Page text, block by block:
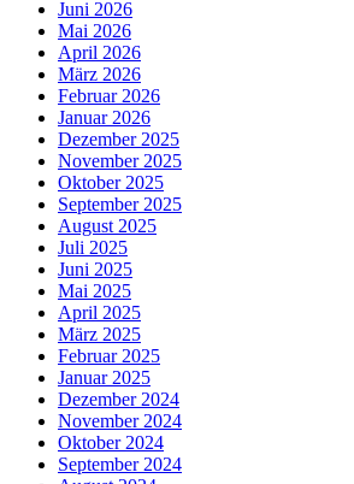
Juni 2026
Mai 2026
April 2026
März 2026
Februar 2026
Januar 2026
Dezember 2025
November 2025
Oktober 2025
September 2025
August 2025
Juli 2025
Juni 2025
Mai 2025
April 2025
März 2025
Februar 2025
Januar 2025
Dezember 2024
November 2024
Oktober 2024
September 2024